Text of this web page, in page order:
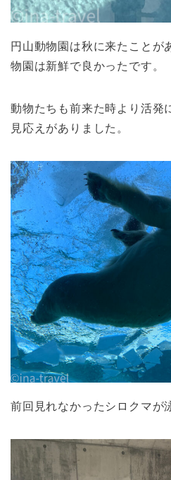
円山動物園は秋に来たことが
物園は新鮮で良かったです。
動物たちも前来た時より活発
見応えがありました。
前回見れなかったシロクマが